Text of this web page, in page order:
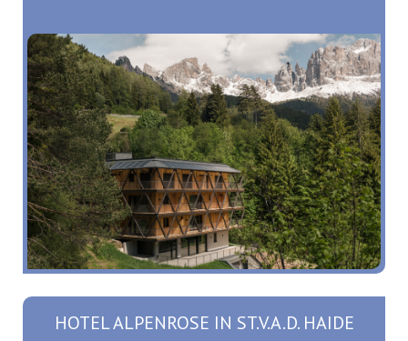
HOTEL ALPENROSE IN ST.V.A.D. HAIDE